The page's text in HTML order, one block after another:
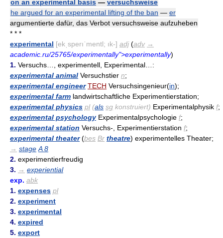
on an experimental basis — versuchsweise
he argued for an experimental lifting of the ban — er
argumentierte dafür, das Verbot versuchsweise aufzuheben
* * *
experimental [ekˌsperıˈmentl; ık-] adj(adv →
academic.ru/25765/experimentally">experimentally)
1. Versuchs…, experimentell, Experimental…:
experimental animal Versuchstier n;
experimental engineer TECH Versuchsingenieur(in);
experimental farm landwirtschaftliche Experimentierstation;
experimental physics pl(als sg konstruiert) Experimentalphysik f;
experimental psychologyExperimentalpsychologie f;
experimental station Versuchs-, Experimentierstation f;
experimental theater(bes Br theatre) experimentelles Theater;
→ stage A 8
2. experimentierfreudig
3. → experiential
exp. abk
1. expenses pl
2. experiment
3. experimental
4. expired
5. export